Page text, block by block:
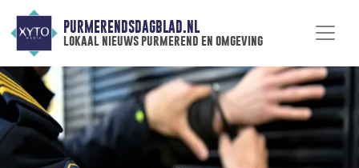
PURMERENDSDAGBLAD.NL
lokaal nieuws purmerend en omgeving